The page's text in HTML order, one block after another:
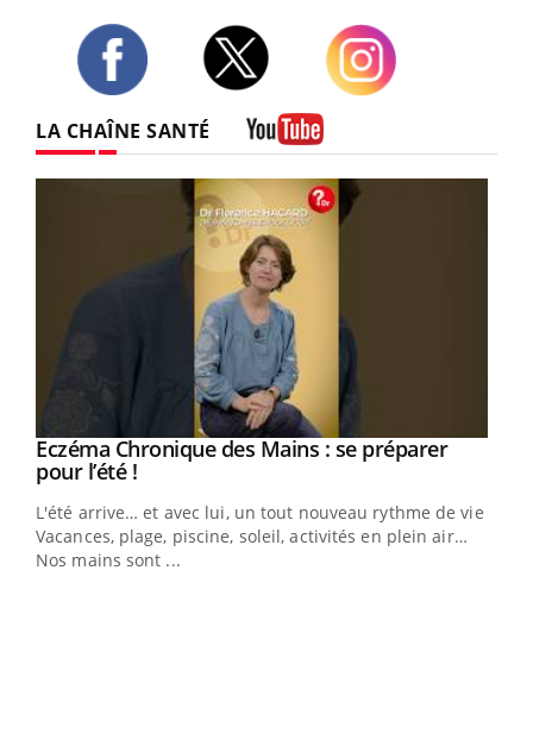
LA CHAÎNE SANTÉ
Youtube
Eczéma Chronique des Mains : se préparer
pour l’été !Youtube
L'été arrive… et avec lui, un tout nouveau rythme de vie !
Vacances, plage, piscine, soleil, activités en plein air…
Nos mains sont ...